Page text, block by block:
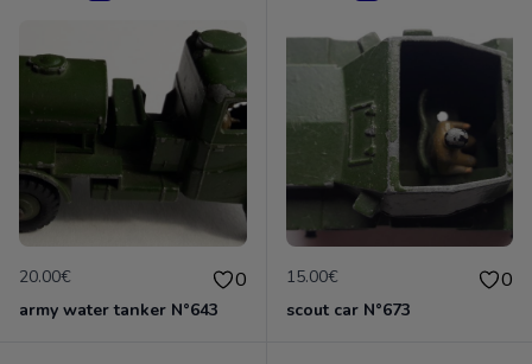
20.00€ 0
army water tanker N°643
15.00€ 0
scout car N°673